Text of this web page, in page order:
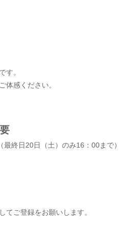
す。
体感ください。
終日20日（土）のみ16：00まで）
てご登録をお願いします。